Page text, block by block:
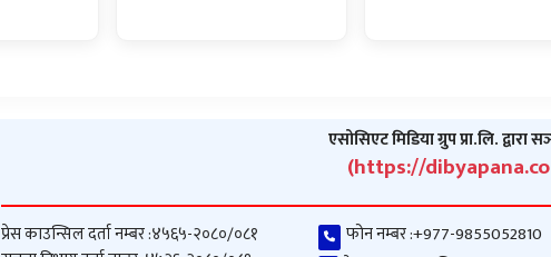
एसोसिएट मिडिया ग्रुप प्रा.लि. द्वारा
(https://
प्रेस काउन्सिल दर्ता नम्बर :४५६५-२०८०/०८१
फोन नम्बर :+977-9855052810